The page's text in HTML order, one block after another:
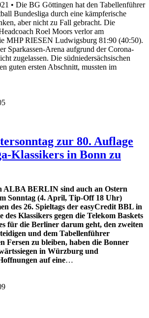
• Die BG Göttingen hat den Tabellenführer
Bundesliga durch eine kämpferische
aber nicht zu Fall gebracht. Die
Roel Moors verlor am
MHP RIESEN Ludwigsburg 81:90 (40:50).
Sparkassen-Arena aufgrund der Corona-
zugelassen. Die südniedersächsischen
guten ersten Abschnitt, mussten im
zur 80. Auflage
Klassikers in Bonn zu
ALBA BERLIN sind auch an Ostern
Sonntag (4. April, Tip-Off 18 Uhr)
des 26. Spieltags der easyCredit BBL in
des Klassikers gegen die Telekom Baskets
für die Berliner darum geht, den zweiten
und dem Tabellenführer
Fersen zu bleiben, haben die Bonner
in Würzburg und
auf eine…